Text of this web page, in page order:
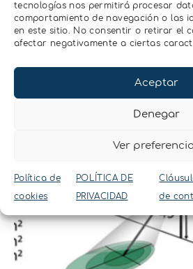
tecnologías nos permitirá procesar
comportamiento de navegación o las
en este sitio. No consentir o retirar el
afectar negativamente a ciertas
Aceptar
Denegar
Ver
Política de
cookies
POLÍTICA DE
PRIVACIDAD
de